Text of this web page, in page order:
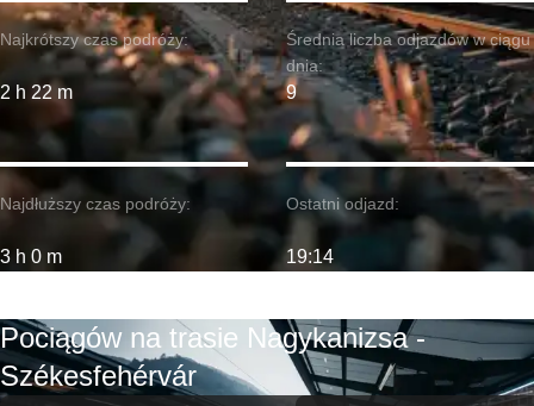
Najkrótszy czas podróży:
2 h 22 m
Najdłuższy czas podróży:
3 h 0 m
Średnia liczba odjazdów w ciągu
dnia:
9
Ostatni odjazd:
19:14
Pociągów na trasie Nagykanizsa -
Székesfehérvár